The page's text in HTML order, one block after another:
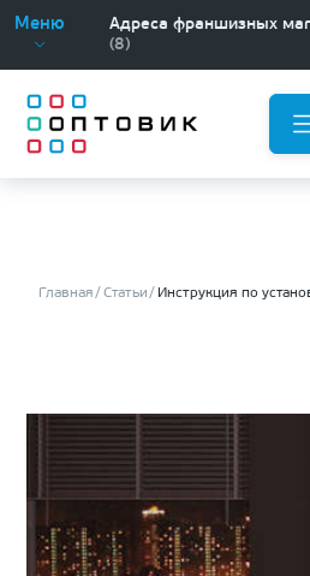
Меню
Адреса франшизных
(8)
Главная Статьи Инструкция по